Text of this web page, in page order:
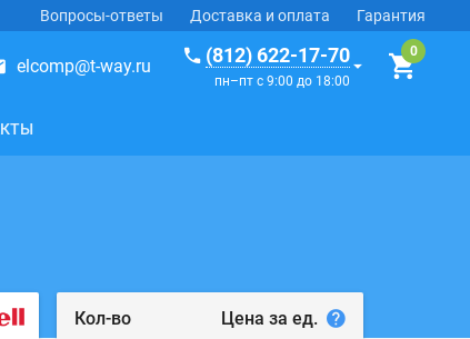
Вопросы-ответы Доставка и оплата Гарантия
elcomp@t-way.ru (812) 622-17-70
пн–пт с 9:00 до 18:00
Кол-во Цена за ед.